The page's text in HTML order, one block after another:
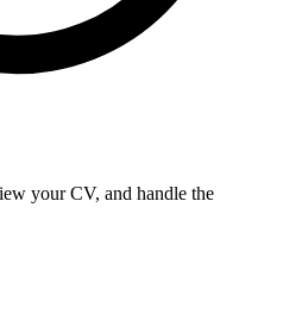
your CV, and handle the